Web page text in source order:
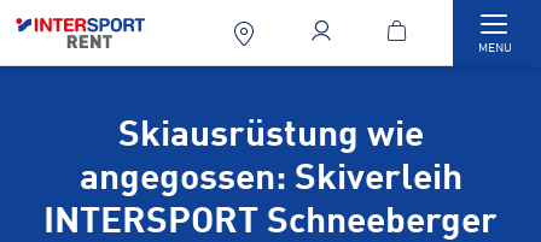
MENU
Skiausrüstung wie
angegossen: Skiverleih
INTERSPORT Schneeberger